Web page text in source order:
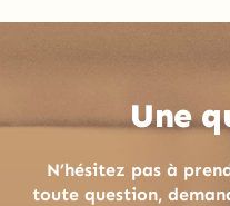
Une
N’hésitez pas à
toute question,